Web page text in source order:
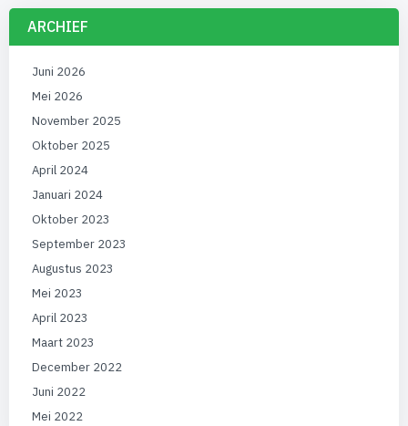
ARCHIEF
Juni 2026
Mei 2026
November 2025
Oktober 2025
April 2024
Januari 2024
Oktober 2023
September 2023
Augustus 2023
Mei 2023
April 2023
Maart 2023
December 2022
Juni 2022
Mei 2022